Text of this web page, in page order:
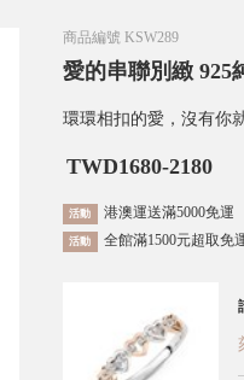
商品編號 KSW289
愛的串聯別緻 925
環環相扣的愛，沒有你
TWD1680-2180
活動 港澳運送滿5000免運
活動 全館滿1500元超取免